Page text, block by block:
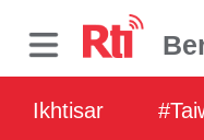
Ikhtisar